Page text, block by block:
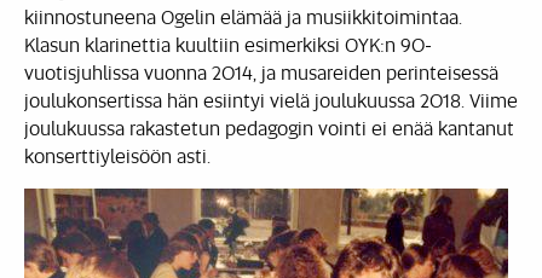
kiinnostuneena Ogelin elämää ja musiikkitoimintaa.
Klasun klarinettia kuultiin esimerkiksi OYK:n 90-
vuotisjuhlissa vuonna 2014, ja musareiden perinteisessä
joulukonsertissa hän esiintyi vielä joulukuussa 2018. Viime
joulukuussa rakastetun pedagogin vointi ei enää kantanut
konserttiyleisöön asti.